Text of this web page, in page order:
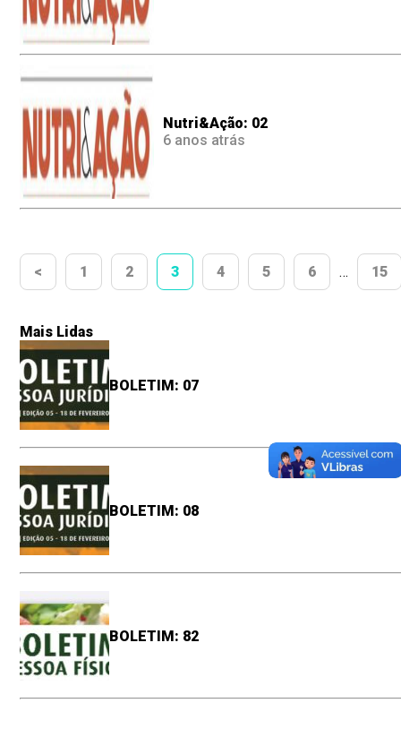
Nutri&Ação: 02
6 anos atrás
< 1 2 3 4 5 6 … 15
Mais Lidas
BOLETIM: 07
BOLETIM: 08
BOLETIM: 82